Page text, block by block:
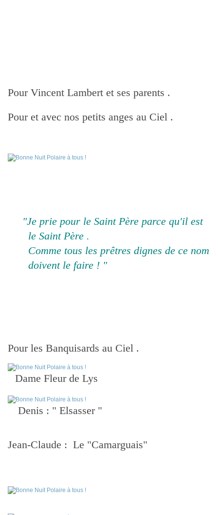
Pour Vincent Lambert et ses parents .
Pour et avec nos petits anges au Ciel .
"Je prie pour le Saint Père parce qu'il est
le Saint Père .
Comme tous les prêtres dignes de ce nom
doivent le faire ! "
Pour les Banquisards au Ciel .
Dame Fleur de Lys
Denis : " Elsasser "
Jean-Claude : Le "Camarguais"